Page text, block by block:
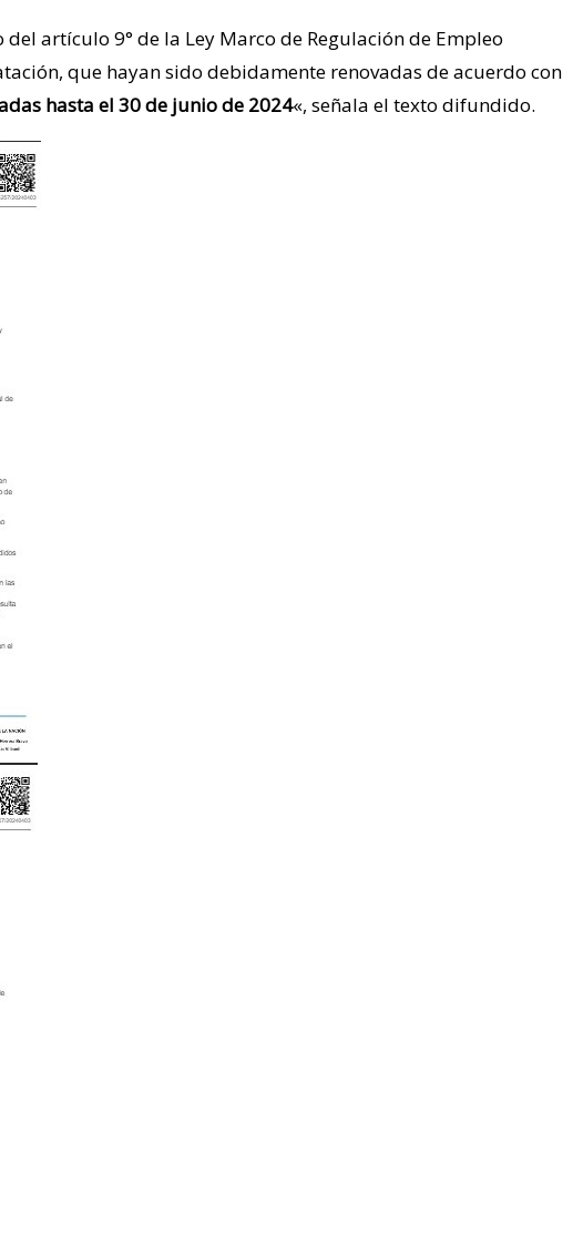
artículo 9° de la Ley Marco de Regulación de Empleo
que hayan sido debidamente renovadas de acuerdo con
hasta el 30 de junio de 2024«, señala el texto difundido.